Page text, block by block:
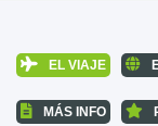
EL VIAJE
MÁS INFO